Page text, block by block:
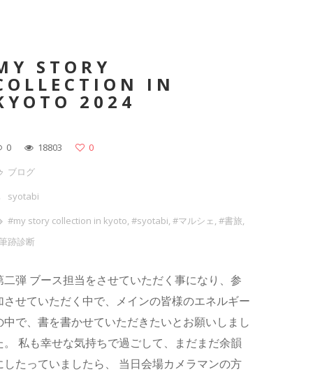
STORY
IN
2024
0 18803
0
ブログ
syotabi
#my story collection in kyoto,#syotabi,#マルシェ,#書旅,
跡診断
二弾 ブース担当をさせていただく事になり、参
させていただく中で、メインの皆様のエネルギー
中で、書を書かせていただきたいとお願いしまし
。 私も幸せな気持ちで過ごして、まだまだ余韻
したっていましたら、 当日会場カメラマンの方